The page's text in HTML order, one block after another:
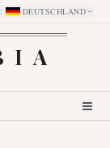
: DEUTSCHLAND